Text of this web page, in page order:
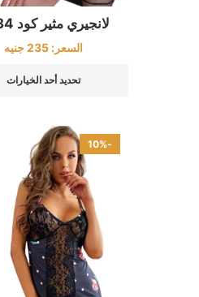
لانجيري مثير كود 8034
السعر:235 جنيه
تحديد أحد الخيارات
-10%